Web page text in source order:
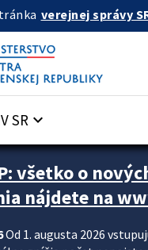
obsahverejnej správy
SR keyboard_arrow_down
posun upútavok
všetko o
nájdete na
Od 1. augusta 2026